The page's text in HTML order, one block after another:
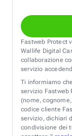
Fastweb Protect
Wallife Digital
collaborazione
servizio
Ti informiamo
servizio Fastweb
(nome,
codice cliente
servizio, dichiari
condivisione dei